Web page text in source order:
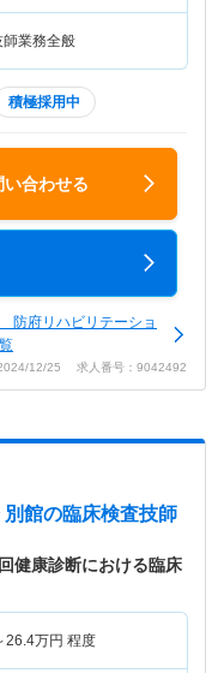
師業務全般
積極採用中
合わせる
防府リハビリテーショ
12/25 求人番号：9042492
別館の臨床検査技師
健康診断における臨床
26.4万円 程度